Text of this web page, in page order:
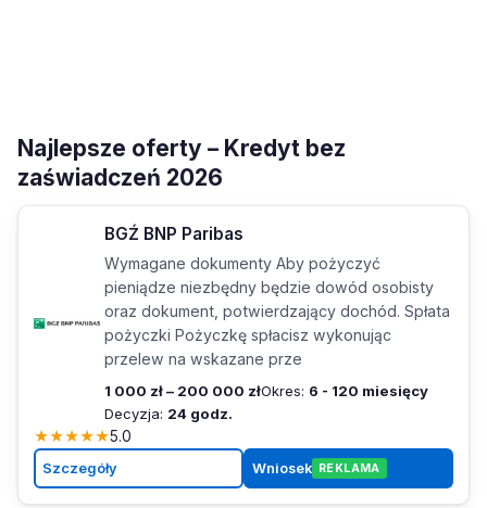
Najlepsze oferty – Kredyt bez
zaświadczeń 2026
BGŹ BNP Paribas
Wymagane dokumenty Aby pożyczyć
pieniądze niezbędny będzie dowód osobisty
oraz dokument, potwierdzający dochód. Spłata
pożyczki Pożyczkę spłacisz wykonując
przelew na wskazane prze
1 000 zł – 200 000 złOkres: 6 - 120 miesięcy
Decyzja: 24 godz.
★★★★★5.0
Szczegóły Wniosek REKLAMA